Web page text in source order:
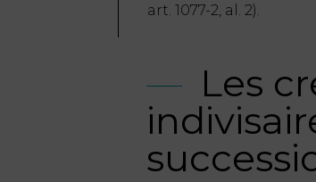
art. 1077-2, al. 2).
Les